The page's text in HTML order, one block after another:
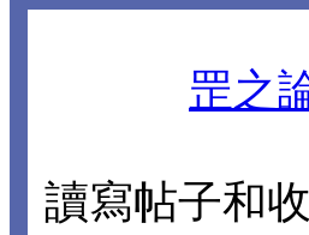
罡之
讀寫帖子和